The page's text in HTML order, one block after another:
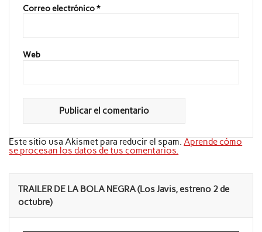
Correo electrónico*
Web
Este sitio usa Akismet para reducir el spam.Aprende cómo
se procesan los datos de tus comentarios.
TRAILER DE LA BOLA NEGRA (Los Javis, estreno 2 de
octubre)